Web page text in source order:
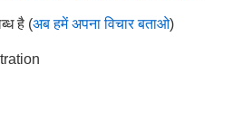
है (अब हमें अपना विचार बताओ)